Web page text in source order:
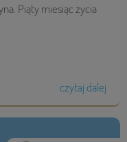
Piąty miesiąc życia
czytaj dalej